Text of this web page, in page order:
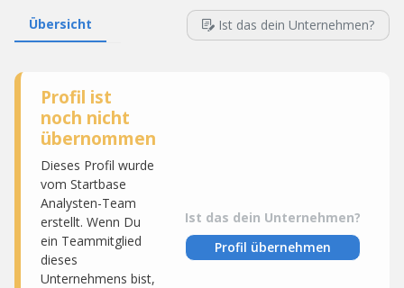
Übersicht Ist das dein Unternehmen?
Profil ist
noch nicht
übernommen
Dieses Profil wurde
vom Startbase
Analysten-Team
erstellt. Wenn Du
ein Teammitglied
dieses
Unternehmens bist,
Ist das dein Unternehmen?
Profil übernehmen